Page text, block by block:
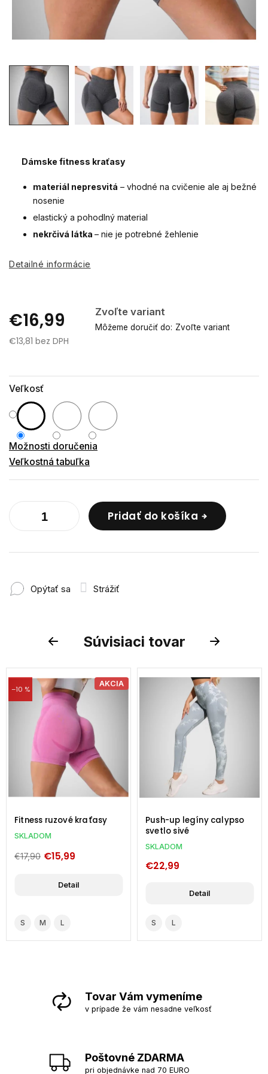
€16,99 Zvoľte variant
Môžeme doručiť do: Zvoľte variant
€13,81 bez DPH
Veľkosť
Možnosti doručenia
Veľkostná tabuľka
Pridať do košíka
Dámske fitness kraťasy
materiál nepresvitá – vhodné na cvičenie ale aj bežné
nosenie
elastický a pohodlný material
nekrčivá látka – nie je potrebné žehlenie
Detailné informácie
Opýtať sa Strážiť
Súvisiaci tovar
Previous
AKCIA
–10 %
Fitness ruzové kraťasy
SKLADOM
€17,90 €15,99
Detail
S M L
Push-up legíny calypso
svetlo sivé
SKLADOM
€22,99
Detail
S L
Next
Tovar Vám vymeníme
v prípade že vám nesadne veľkosť
Poštovné ZDARMA
pri objednávke nad 70 EURO